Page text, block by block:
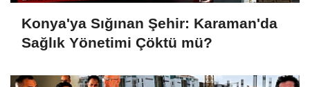
Konya'ya Sığınan Şehir: Karaman'da
Sağlık Yönetimi Çöktü mü?